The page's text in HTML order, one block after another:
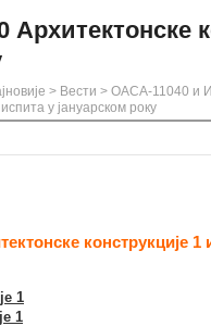
> Вести > ОАСА-11040 и
у јануарском року
конструкције 1
1
1